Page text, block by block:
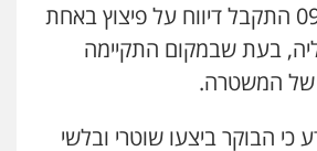
אבו שעירה – משרד עורכי דין
בטחוני צבאי נזיקין
אסף גונן
סמוך לשעה 09:40 התקבל דיווח על פיצוץ באחת
בעת שבמקום התקיימה
של המשטרה.
כי הבוקר ביצעו שוטרי ובלשי